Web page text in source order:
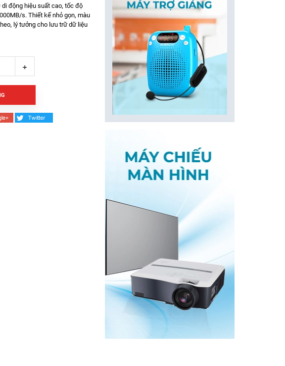
di động hiệu suất cao, tốc độ
s. Thiết kế nhỏ gọn, màu
lý tưởng cho lưu trữ dữ liệu